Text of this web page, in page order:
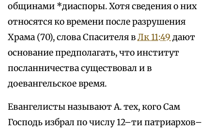
общинами *диаспоры. Хотя сведения о них
относятся ко времени после разрушения
Храма (70), слова Спасителя вЛк 11:49 дают
основание предполагать, что институт
посланничества существовал и в
доевангельское время.
Евангелисты называют А. тех, кого Сам
Господь избрал по числу 12–ти патриархов–